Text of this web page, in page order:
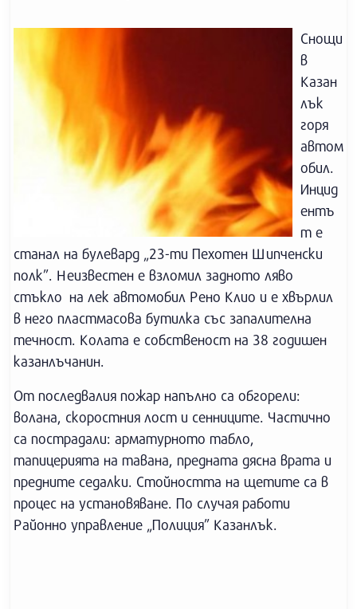
Снощи
в
Казан
лък
горя
автом
обил.
Инцид
ентъ
т е
станал на булевард „23-ти Пехотен Шипченски
полк”. Неизвестен е взломил задното ляво
стъкло на лек автомобил Рено Клио и е хвърлил
в него пластмасова бутилка със запалителна
течност. Колата е собственост на 38 годишен
казанлъчанин.
От последвалия пожар напълно са обгорели:
волана, скоростния лост и сенниците. Частично
са пострадали: арматурното табло,
тапицерията на тавана, предната дясна врата и
предните седалки. Стойността на щетите са в
процес на установяване. По случая работи
Районно управление „Полиция” Казанлък.